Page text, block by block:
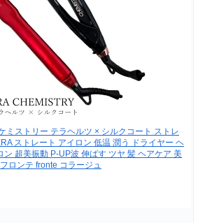
ミストリー テラヘルツ × シルクコート ストレ
ストレート アイロン 低温 潤う ドライヤー ヘ
ン 超美振動 P-UP波 伸ばす ツヤ 髪 ヘアケア 美
ロンテ fronte コラージュ